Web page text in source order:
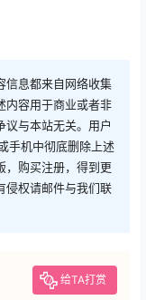
信息都来自网络收集
内容用于商业或者非
议与本站无关。用户
手机中彻底删除上述
，购买注册，得到更
侵权请邮件与我们联
给TA打赏